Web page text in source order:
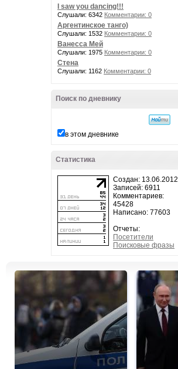
I saw you dancing!!!
Слушали: 6342 Комментарии: 0
Аргентинское танго)
Слушали: 1532 Комментарии: 0
Ванесса Мей
Слушали: 1975 Комментарии: 0
Стена
Слушали: 1162 Комментарии: 0
Поиск по дневнику
в этом дневнике
Статистика
Создан: 13.06.2012
Записей: 6911
Комментариев:
45428
Написано: 77603
Отчеты:
Посетители
Поисковые фразы